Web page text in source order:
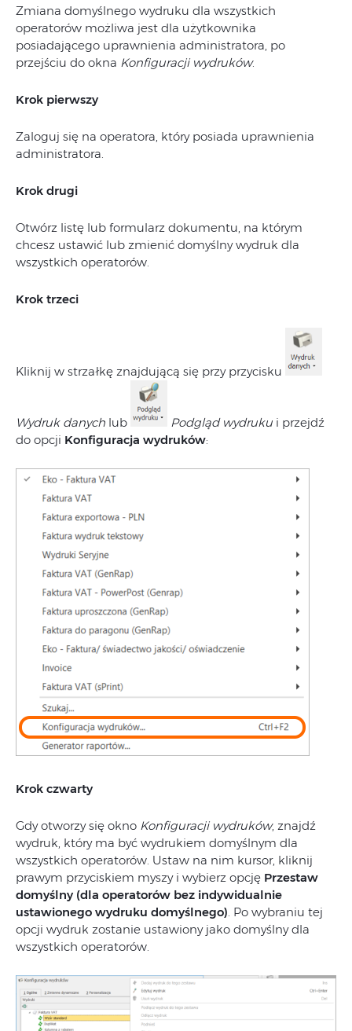
Zmiana domyślnego wydruku dla wszystkich
operatorów możliwa jest dla użytkownika
posiadającego uprawnienia administratora, po
przejściu do okna Konfiguracji wydruków.
Krok pierwszy
Zaloguj się na operatora, który posiada uprawnienia
administratora.
Krok drugi
Otwórz listę lub formularz dokumentu, na którym
chcesz ustawić lub zmienić domyślny wydruk dla
wszystkich operatorów.
Krok trzeci
Kliknij w strzałkę znajdującą się przy przycisku
Wydruk danych lub Podgląd wydruku i przejdź
do opcji Konfiguracja wydruków:
Krok czwarty
Gdy otworzy się okno Konfiguracji wydruków, znajdź
wydruk, który ma być wydrukiem domyślnym dla
wszystkich operatorów. Ustaw na nim kursor, kliknij
prawym przyciskiem myszy i wybierz opcję Przestaw
domyślny (dla operatorów bez indywidualnie
ustawionego wydruku domyślnego). Po wybraniu tej
opcji wydruk zostanie ustawiony jako domyślny dla
wszystkich operatorów.